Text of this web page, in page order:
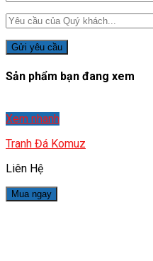
Sản phẩm bạn đang xem
Xem nhanh
Tranh Đá Komuz
Liên Hệ
Mua ngay